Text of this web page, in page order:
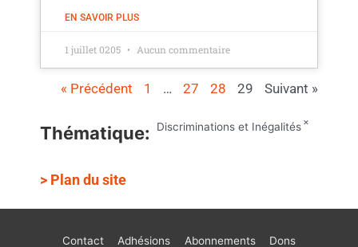
EN SAVOIR PLUS
1 juillet 0205 Aucun commentaire
« Précédent 1 … 27 28 29 Suivant »
Thématique: Discriminations et Inégalités ×
> Plan du site
Contact Adhésions Abonnements Dons